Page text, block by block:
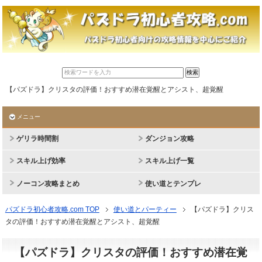
【パズドラ】クリスタの評価！おすすめ潜在覚醒とアシスト、超覚醒
メニュー
ゲリラ時間割 ダンジョン攻略
スキル上げ効率 スキル上げ一覧
ノーコン攻略まとめ 使い道とテンプレ
パズドラ初心者攻略.com TOP 使い道とパーティー
【パズドラ】クリス
タの評価！おすすめ潜在覚醒とアシスト、超覚醒
【パズドラ】クリスタの評価！おすすめ潜在覚